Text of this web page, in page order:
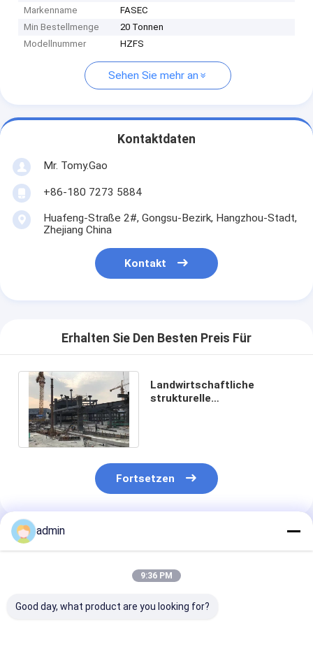
Markenname
FASEC
Min Bestellmenge
20 Tonnen
Modellnummer
HZFS
Sehen Sie mehr an
Kontaktdaten
Mr. Tomy.Gao
+86-180 7273 5884
Huafeng-Straße 2#, Gongsu-Bezirk, Hangzhou-Stadt,
Zhejiang China
Kontakt
Erhalten Sie Den Besten Preis Für
Landwirtschaftliche
strukturelle
Fortsetzen
Empfohlene Produkte
admin
9:36 PM
Good day, what product are you looking for?